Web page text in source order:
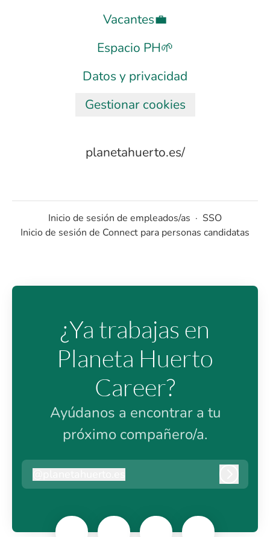
Vacantes💼
Espacio PH🌱
Datos y privacidad
Gestionar cookies
planetahuerto.es/
Inicio de sesión de empleados/as · SSO
Inicio de sesión de Connect para personas candidatas
¿Ya trabajas en
Planeta Huerto
Career?
Ayúdanos a encontrar a tu
próximo compañero/a.
planetahuerto.es